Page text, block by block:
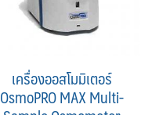
เครื่องออสโมมิเตอร์
OsmoPRO MAX Multi-